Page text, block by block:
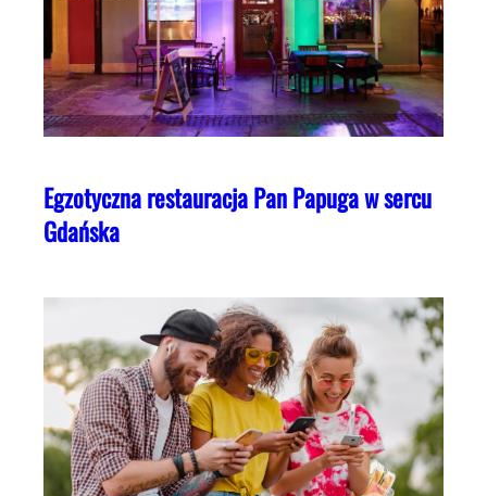
Egzotyczna restauracja Pan Papuga w sercu
Gdańska